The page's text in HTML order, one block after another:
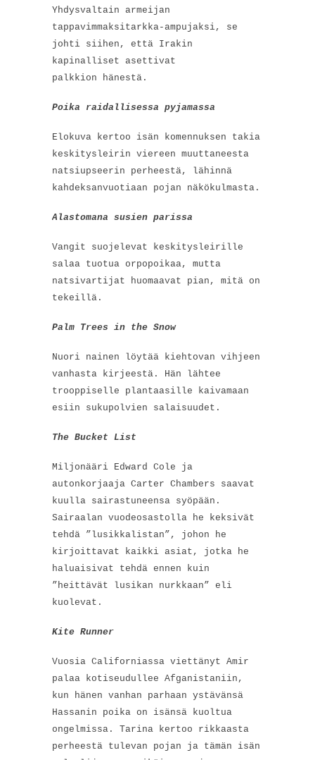
Yhdysvaltain armeijan
tappavimmaksitarkka-ampujaksi, se
johti siihen, että Irakin
kapinalliset asettivat
palkkion hänestä.
Poika raidallisessa pyjamassa
Elokuva kertoo isän komennuksen takia
keskitysleirin viereen muuttaneesta
natsiupseerin perheestä, lähinnä
kahdeksanvuotiaan pojan näkökulmasta.
Alastomana susien parissa
Vangit suojelevat keskitysleirille
salaa tuotua orpopoikaa, mutta
natsivartijat huomaavat pian, mitä on
tekeillä.
Palm Trees in the Snow
Nuori nainen löytää kiehtovan vihjeen
vanhasta kirjeestä. Hän lähtee
trooppiselle plantaasille kaivamaan
esiin sukupolvien salaisuudet.
The Bucket List
Miljonääri Edward Cole ja
autonkorjaaja Carter Chambers saavat
kuulla sairastuneensa syöpään.
Sairaalan vuodeosastolla he keksivät
tehdä ”lusikkalistan”, johon he
kirjoittavat kaikki asiat, jotka he
haluaisivat tehdä ennen kuin
”heittävät lusikan nurkkaan” eli
kuolevat.
Kite Runner
Vuosia Californiassa viettänyt Amir
palaa kotiseudullee Afganistaniin,
kun hänen vanhan parhaan ystävänsä
Hassanin poika on isänsä kuoltua
ongelmissa. Tarina kertoo rikkaasta
perheestä tulevan pojan ja tämän isän